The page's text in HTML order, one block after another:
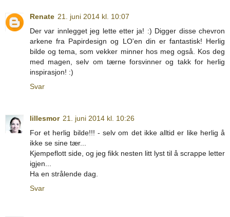
Renate 21. juni 2014 kl. 10:07
Der var innlegget jeg lette etter ja! :) Digger disse chevron
arkene fra Papirdesign og LO'en din er fantastisk! Herlig
bilde og tema, som vekker minner hos meg også. Kos deg
med magen, selv om tærne forsvinner og takk for herlig
inspirasjon! :)
Svar
lillesmor 21. juni 2014 kl. 10:26
For et herlig bilde!!! - selv om det ikke alltid er like herlig å
ikke se sine tær...
Kjempeflott side, og jeg fikk nesten litt lyst til å scrappe letter
igjen...
Ha en strålende dag.
Svar